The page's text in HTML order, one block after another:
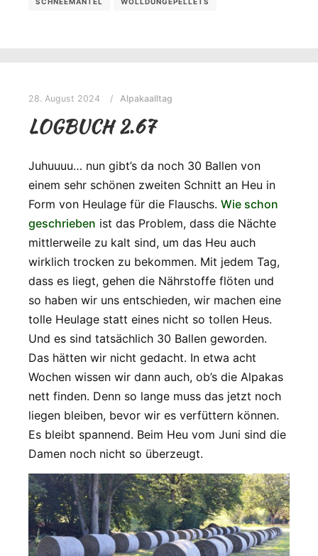
28. August 2024 Alpakaalltag
LOGBUCH 2.67
Juhuuuu… nun gibt’s da noch 30 Ballen von
einem sehr schönen zweiten Schnitt an Heu in
Form von Heulage für die Flauschs. Wie schon
geschrieben ist das Problem, dass die Nächte
mittlerweile zu kalt sind, um das Heu auch
wirklich trocken zu bekommen. Mit jedem Tag,
dass es liegt, gehen die Nährstoffe flöten und
so haben wir uns entschieden, wir machen eine
tolle Heulage statt eines nicht so tollen Heus.
Und es sind tatsächlich 30 Ballen geworden.
Das hätten wir nicht gedacht. In etwa acht
Wochen wissen wir dann auch, ob’s die Alpakas
nett finden. Denn so lange muss das jetzt noch
liegen bleiben, bevor wir es verfüttern können.
Es bleibt spannend. Beim Heu vom Juni sind die
Damen noch nicht so überzeugt.